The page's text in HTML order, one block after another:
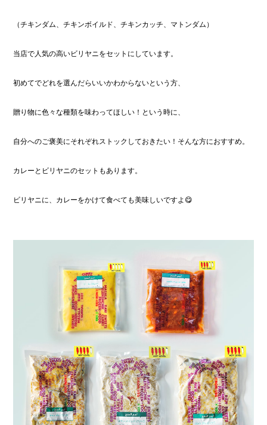
（チキンダム、チキンボイルド、チキンカッチ、マトンダム）
当店で人気の高いビリヤニをセットにしています。
初めてでどれを選んだらいいかわからないという方、
贈り物に色々な種類を味わってほしい！という時に、
自分へのご褒美にそれぞれストックしておきたい！そんな方におすすめ。
カレーとビリヤニのセットもあります。
ビリヤニに、カレーをかけて食べても美味しいですよ😋